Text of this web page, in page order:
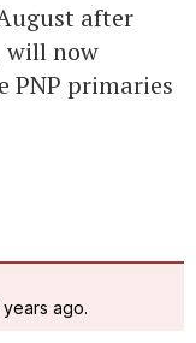
after
will now
PNP primaries
ago.